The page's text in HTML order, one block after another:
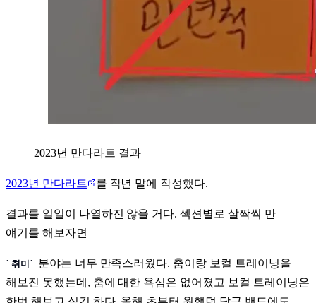
2023년 만다라트 결과
2023년 만다라트 를 작년 말에 작성했다.
결과를 일일이 나열하진 않을 거다. 섹션별로 살짝씩 만
얘기를 해보자면
취미
분야는 너무 만족스러웠다. 춤이랑 보컬 트레이닝을
해보진 못했는데, 춤에 대한 욕심은 없어졌고 보컬 트레이닝은